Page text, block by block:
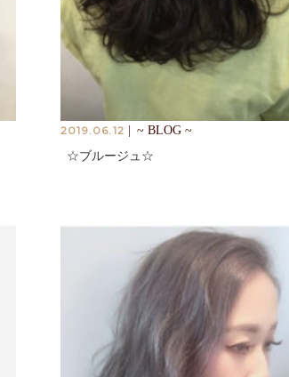
2019.06.12
~ BLOG ~
☆ブルージュ☆